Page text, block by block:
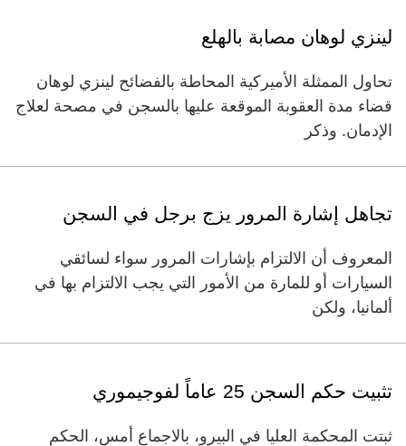
لينزي لوهان مصابة بالهلع
تحاول الممثلة الأميركية المحاطة بالفضائح لينزي لوهان
قضاء مدة العقوبة الموقعة عليها بالسجن في مصحة لعلاج
الإدمان. وذكر
تجاهل إشارة المرور يزج برجل في السجن
المعروف أن الالتزام بإشارات المرور سواء لسائقي
السيارات أو للمارة من الأمور التي يجب الالتزام بها في
ألمانيا، ولكن
تثبيت حكم السجن 25 عاماً لفوجيموري
ثبتت المحكمة العليا في البيرو، بالاجماع أمس، الحكم